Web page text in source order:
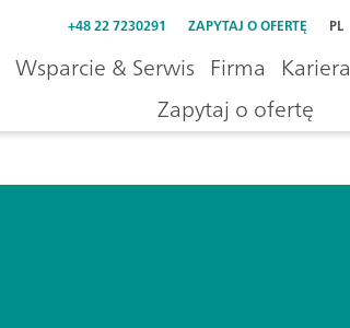
+48 22 7230291 ZAPYTAJ O OFERTĘ PL
Wsparcie & Serwis Firma Kariera
Zapytaj o ofertę